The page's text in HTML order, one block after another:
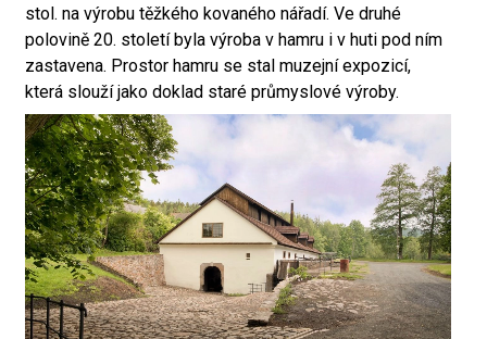
stol. na výrobu těžkého kovaného nářadí. Ve druhé
polovině 20. století byla výroba v hamru i v huti pod ním
zastavena. Prostor hamru se stal muzejní expozicí,
která slouží jako doklad staré průmyslové výroby.